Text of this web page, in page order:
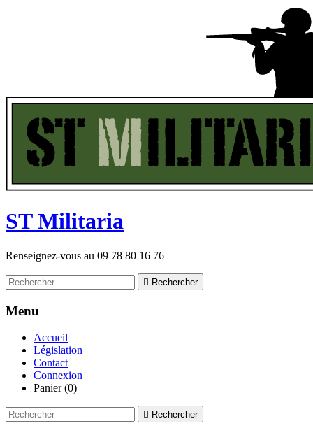
STMilitaria
Renseignez-vous au 09 78 80 16 76
 Rechercher
Menu
Accueil
Législation
Contact
Connexion
Panier (0)
 Rechercher